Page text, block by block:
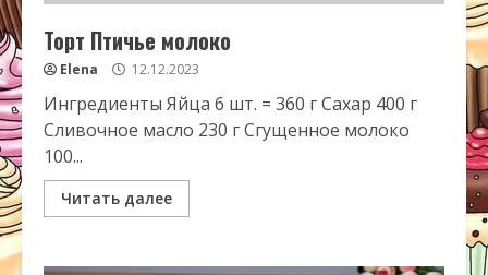
Торт Птичье молоко
Elena 12.12.2023
Ингредиенты Яйца 6 шт. = 360 г Сахар 400 г
Сливочное масло 230 г Сгущенное молоко
100...
Читать далее